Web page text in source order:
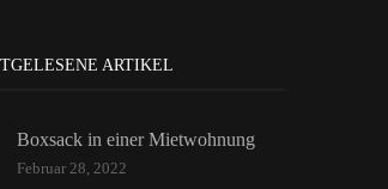
ARTIKEL
Boxsack in einer Mietwohnung
Februar 28, 2022